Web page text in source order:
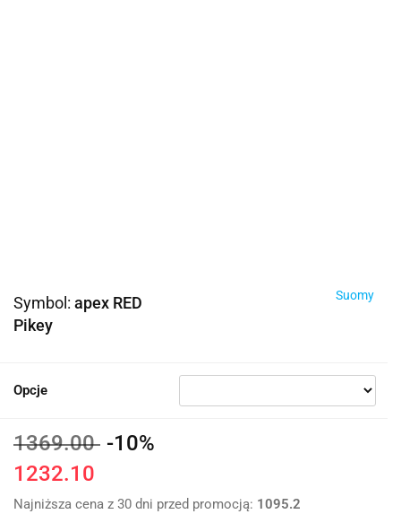
Symbol: apex RED
Pikey
Suomy
Opcje
1369.00 -10%
1232.10
Najniższa cena z 30 dni przed promocją: 1095.2